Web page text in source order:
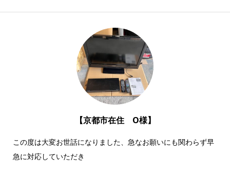
【京都市在住 O様】
この度は大変お世話になりました、急なお願いにも関わらず早
急に対応していただき